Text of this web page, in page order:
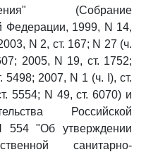
(Собрание
Федерации, 1999, N 14,
N 2, ст. 167; N 27 (ч.
2005, N 19, ст. 1752;
5498; 2007, N 1 (ч. I), ст.
5554; N 49, ст. 6070) и
Российской
554 "Об утверждении
санитарно-